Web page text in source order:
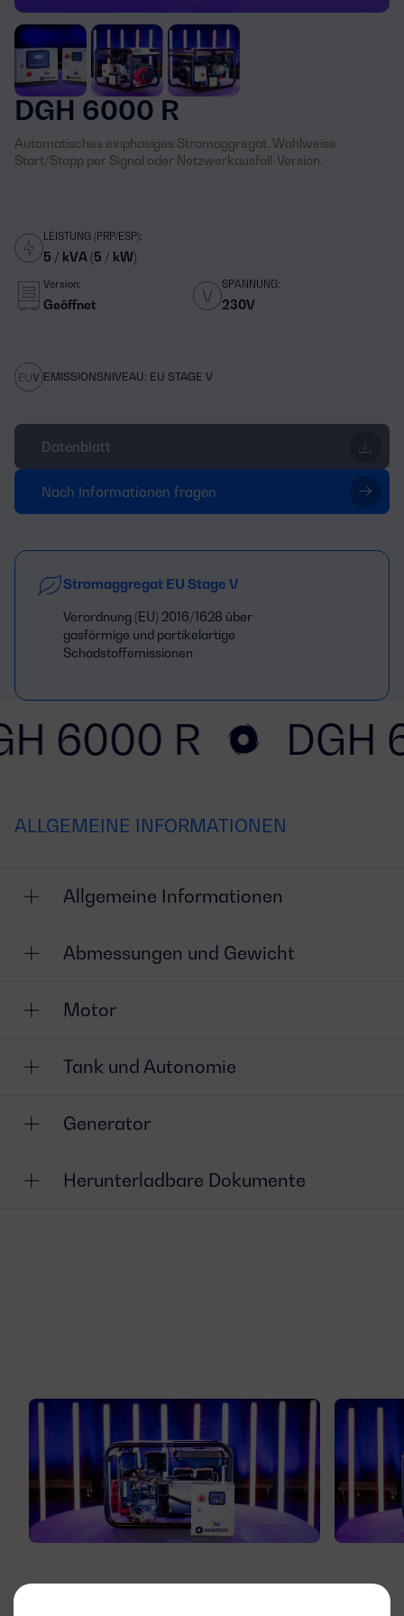
DGH 6000 R
Automatisches einphasiges Stromaggregat. Wahlweise
Start/Stopp per Signal oder Netzwerkausfall-Version.
LEISTUNG (PRP/ESP):
5 / kVA (5 / kW)
Version:
Geöffnet
SPANNUNG:
230V
EMISSIONSNIVEAU: EU STAGE V
Datenblatt
Nach Informationen fragen
Stromaggregat EU Stage V
Verordnung (EU) 2016/1628 über
gasförmige und partikelartige
Schadstoffemissionen
6000 R DGH
ALLGEMEINE INFORMATIONEN
Allgemeine Informationen
Abmessungen und Gewicht
Motor
Tank und Autonomie
Generator
Herunterladbare Dokumente